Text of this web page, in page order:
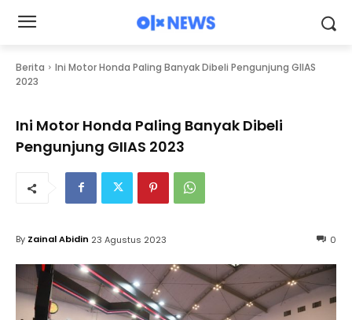
Berita
Ini Motor Honda Paling Banyak Dibeli Pengunjung GIIAS
2023
Ini Motor Honda Paling Banyak Dibeli
Pengunjung GIIAS 2023
0
By Zainal Abidin 23 Agustus 2023